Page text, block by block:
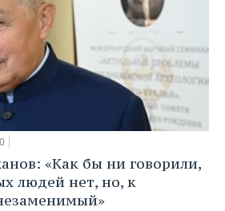
«Как бы ни говорили,
людей нет, но, к